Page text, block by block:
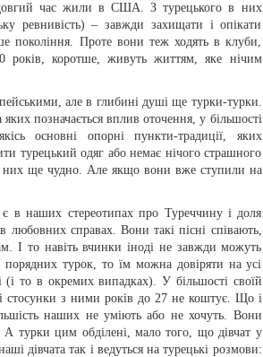
довгий час жили в США. З турецького в них
ревнивість) – завжди захищати і опікати
покоління. Проте вони теж ходять в клуби,
років, коротше, живуть життям, яке нічим
але в глибині душі ще турки-турки.
позначається вплив оточення, у більшості
основні опорні пункти-традиції, яких
турецький одяг або немає нічого страшного
них ще чудно. Але якщо вони вже ступили на
в наших стереотипах про Туреччину і доля
справах. Вони такі пісні співають,
І то навіть вчинки іноді не завжди можуть
турок, то їм можна довіряти на усі
то в окремих випадках). У більшості своїй
стосунки з ними років до 27 не коштує. Що і
наших не уміють або не хочуть. Вони
турки цим обділені, мало того, що дівчат у
дівчата так і ведуться на турецькі розмови: